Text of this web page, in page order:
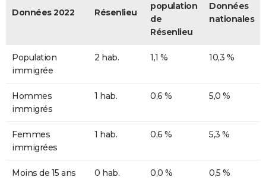
Données 2022 Résenlieu
population
de
Résenlieu
Données
nationales
Population
immigrée
2 hab. 1,1 % 10,3 %
Hommes
immigrés
1 hab. 0,6 % 5,0 %
Femmes
immigrées
1 hab. 0,6 % 5,3 %
Moins de 15 ans
0 hab. 0,0 % 0,5 %